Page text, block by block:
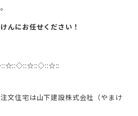
んにお任せください！
文住宅は山下建設株式会社（やまけ